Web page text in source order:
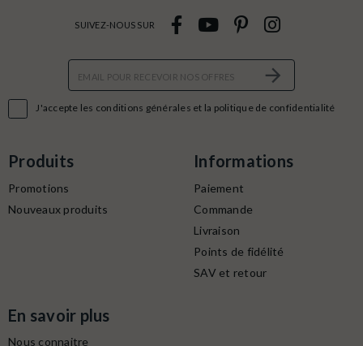
J'accepte les conditions générales et la politique de confidentialité
SUIVEZ-NOUS SUR
Produits
Promotions
Nouveaux produits
Informations
Paiement
Commande
Livraison
Points de fidélité
SAV et retour
En savoir plus
Nous connaitre